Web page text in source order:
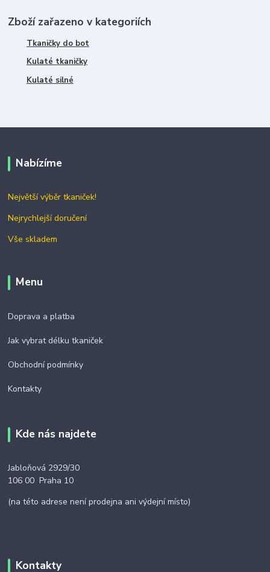
Zboží zařazeno v kategoriích
Tkaničky do bot
Kulaté tkaničky
Kulaté silné
Nabízíme
Největší výběr tkaniček!
Nejrychlejší doručení
Vše skladem
Menu
Doprava a platba
Jak vybrat délku tkaniček
Obchodní podmínky
Kontakty
Kde nás najdete
Jabloňová 2929/30
106 00 Praha 10
(na této adrese není prodejna ani výdejní místo)
Kontakty